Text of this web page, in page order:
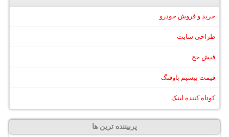
خرید و فروش خودرو
طراحی سایت
فیش حج
قیمت بیسیم باوفنگ
کوتاه کننده لینک
پربیننده ترین ها